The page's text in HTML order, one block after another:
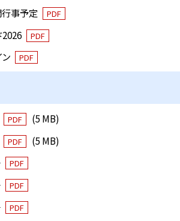
事予定 PDF
2026 PDF
ン PDF
PDF
(5 MB)
PDF
(5 MB)
PDF
PDF
PDF